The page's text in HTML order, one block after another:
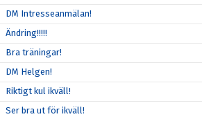
DM Intresseanmälan!
Ändring!!!!!
Bra träningar!
DM Helgen!
Riktigt kul ikväll!
Ser bra ut för ikväll!